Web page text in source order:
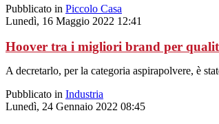
Pubblicato in Piccolo Casa
Lunedì, 16 Maggio 2022 12:41
Hoover tra i migliori brand per
A decretarlo, per la categoria aspirapolvere, è
Pubblicato in Industria
Lunedì, 24 Gennaio 2022 08:45